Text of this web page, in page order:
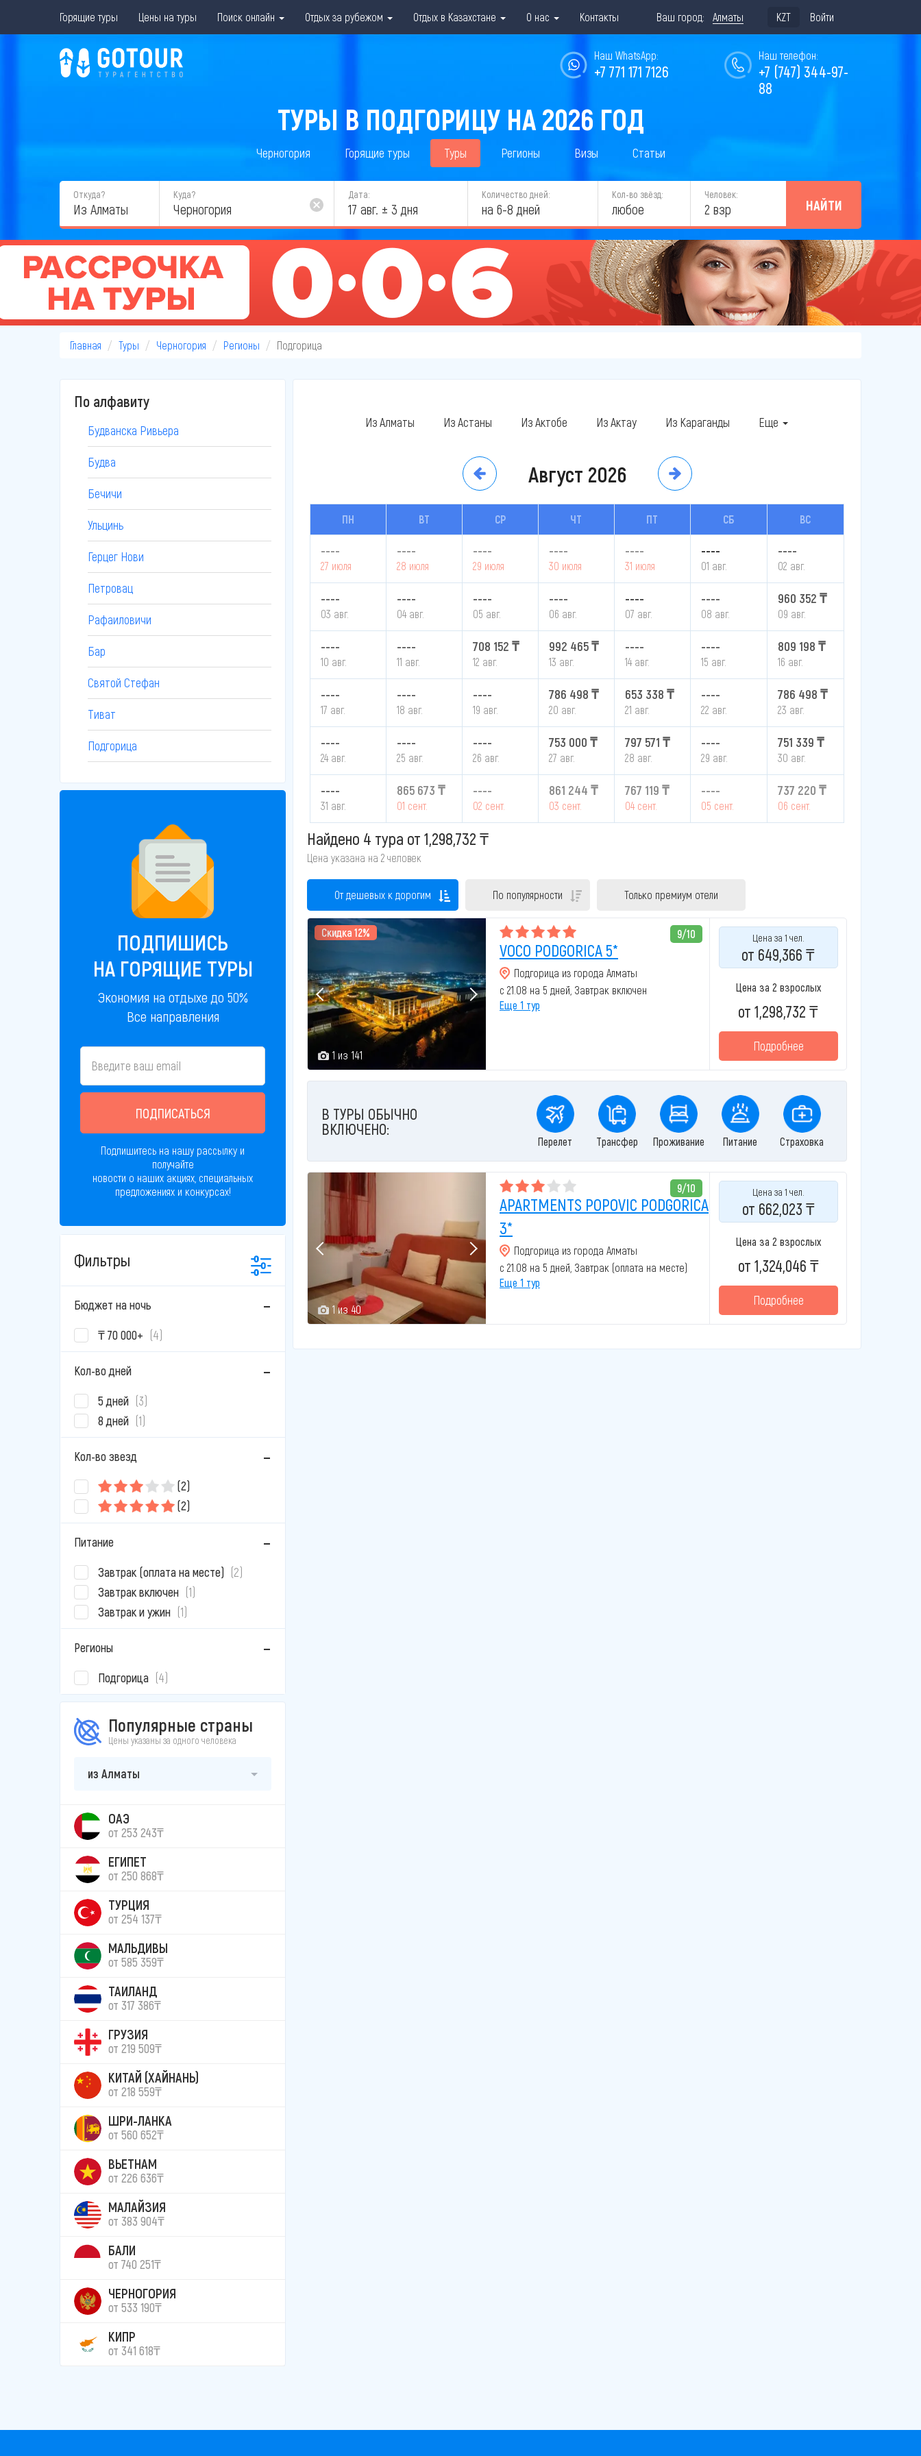
Горящие туры Цены на туры Поиск онлайн Отдых за рубежом Отдых в Казахстане О нас Контакты Ваш город: Алматы KZT Войти
Наш телефон:
+7 (747) 344-97-
88
Наш WhatsApp:
+7 771 171 7126
ТУРЫ В ПОДГОРИЦУ НА 2026 ГОД
Черногория Горящие туры Туры Регионы Визы Статьи
Откуда?
Из Алматы
Куда? Дата:
17 авг. ± 3 дня
Количество дней:
на 6-8 дней
Кол-во звёзд:
любое
Человек:
2 взр НАЙТИ
Главная Туры Черногория Регионы Подгорица
По алфавиту
Будванска Ривьера
Будва
Бечичи
Ульцинь
Герцег Нови
Петровац
Рафаиловичи
Бар
Святой Стефан
Тиват
Подгорица
ПОДПИШИСЬ
НА ГОРЯЩИЕ ТУРЫ
Экономия на отдыхе до 50%
Все направления
ПОДПИСАТЬСЯ
Подпишитесь на нашу рассылку и
получайте
новости о наших акциях, специальных
предложениях и конкурсах!
Фильтры
Бюджет на ночь
₸ 70 000+ (4)
Кол-во дней
5 дней (3)
8 дней (1)
Кол-во звезд
(2)
(2)
Питание
Завтрак (оплата на месте) (2)
Завтрак включен (1)
Завтрак и ужин (1)
Регионы
Подгорица (4)
Популярные страны
Цены указаны за одного человека
из Алматы
ОАЭ
от 253 243₸
ЕГИПЕТ
от 250 868₸
ТУРЦИЯ
от 254 137₸
МАЛЬДИВЫ
от 585 359₸
ТАИЛАНД
от 317 386₸
ГРУЗИЯ
от 219 509₸
КИТАЙ (ХАЙНАНЬ)
от 218 559₸
ШРИ-ЛАНКА
от 560 652₸
ВЬЕТНАМ
от 226 636₸
МАЛАЙЗИЯ
от 383 904₸
БАЛИ
от 740 251₸
ЧЕРНОГОРИЯ
от 533 190₸
КИПР
от 341 618₸
Из Алматы Из Астаны Из Актобе Из Актау Из Караганды Еще
Август 2026
ПН ВТ СР ЧТ ПТ СБ ВС
----
27 июля
----
28 июля
----
29 июля
----
30 июля
----
31 июля
----
01 авг.
----
02 авг.
----
03 авг.
----
04 авг.
----
05 авг.
----
06 авг.
----
07 авг.
----
08 авг.
960 352 ₸
09 авг.
----
10 авг.
----
11 авг.
708 152 ₸
12 авг.
992 465 ₸
13 авг.
----
14 авг.
----
15 авг.
809 198 ₸
16 авг.
----
17 авг.
----
18 авг.
----
19 авг.
786 498 ₸
20 авг.
653 338 ₸
21 авг.
----
22 авг.
786 498 ₸
23 авг.
----
24 авг.
----
25 авг.
----
26 авг.
753 000 ₸
27 авг.
797 571 ₸
28 авг.
----
29 авг.
751 339 ₸
30 авг.
----
31 авг.
865 673 ₸
01 сент.
----
02 сент.
861 244 ₸
03 сент.
767 119 ₸
04 сент.
----
05 сент.
737 220 ₸
06 сент.
Найдено 4 тура от 1,298,732 ₸
Цена указана на 2 человек
От дешевых к дорогим По популярности Только премиум отели
Скидка 12%
1 из 141
9/10
VOCO PODGORICA 5*
Подгорица из города Алматы
с 21.08 на 5 дней, Завтрак включен
Еще 1 тур
Цена за 1 чел.
от 649,366 ₸
Цена за 2 взрослых
от 1,298,732 ₸
Подробнее
В ТУРЫ ОБЫЧНО
ВКЛЮЧЕНО:
Перелет Трансфер Проживание Питание Страховка
1 из 40
9/10
APARTMENTS POPOVIC PODGORICA
3*
Подгорица из города Алматы
с 21.08 на 5 дней, Завтрак (оплата на месте)
Еще 1 тур
Цена за 1 чел.
от 662,023 ₸
Цена за 2 взрослых
от 1,324,046 ₸
Подробнее